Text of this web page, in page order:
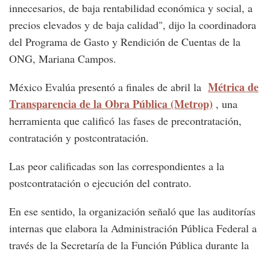
innecesarios, de baja rentabilidad económica y social, a
precios elevados y de baja calidad", dijo la coordinadora
del Programa de Gasto y Rendición de Cuentas de la
ONG, Mariana Campos.
México Evalúa presentó a finales de abril la Métrica de
Transparencia de la Obra Pública (Metrop) , una
herramienta que calificó las fases de precontratación,
contratación y postcontratación.
Las peor calificadas son las correspondientes a la
postcontratación o ejecución del contrato.
En ese sentido, la organización señaló que las auditorías
internas que elabora la Administración Pública Federal a
través de la Secretaría de la Función Pública durante la